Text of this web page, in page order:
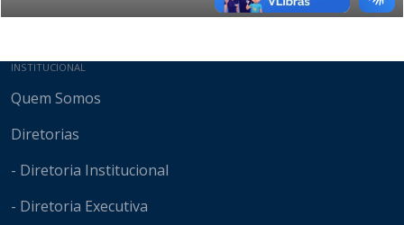
Mapa do site
INSTITUCIONAL
Quem Somos
Diretorias
- Diretoria Institucional
- Diretoria Executiva